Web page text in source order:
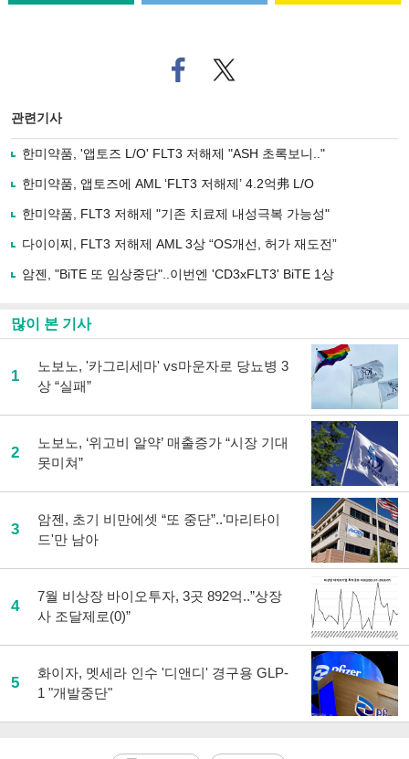
페
이
로
사
유
기
트위
터로
관련기사
한미약품, '앱토즈 L/O' FLT3 저해제 "ASH 초록보니.."
한미약품, 앱토즈에 AML ‘FLT3 저해제’ 4.2억弗 L/O
한미약품, FLT3 저해제 "기존 치료제 내성극복 가능성"
다이이찌, FLT3 저해제 AML 3상 “OS개선, 허가 재도전”
암젠, "BiTE 또 임상중단"..이번엔 'CD3xFLT3' BiTE 1상
많이 본 기사
1
노보노, '카그리세마' vs마운자로 당뇨병 3
상 “실패”
2
노보노, ‘위고비 알약’ 매출증가 “시장 기대
못미쳐”
3
암젠, 초기 비만에셋 “또 중단”..'마리타이
드'만 남아
4
7월 비상장 바이오투자, 3곳 892억..”상장
사 조달제로(0)”
5
화이자, 멧세라 인수 '디앤디' 경구용 GLP-
1 "개발중단"